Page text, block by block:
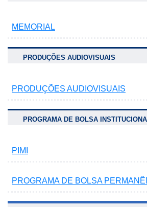
MEMORIAL
PRODUÇÕES AUDIOVISUAIS
PRODUÇÕES AUDIOVISUAIS
PROGRAMA DE BOLSA
PIMI
PROGRAMA DE BOLSA